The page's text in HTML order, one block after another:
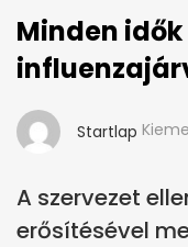
Minden
Startlap
A szervezet
erősítésével